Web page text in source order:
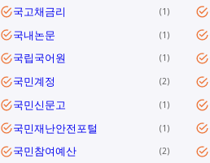
국고채금리 1
국내논문 1
국립국어원 1
국민계정 2
국민신문고 1
국민재난안전포털 1
국민참여예산 2